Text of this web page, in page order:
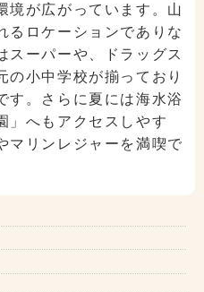
境が広がっています。山
るロケーションでありな
スーパーや、ドラッグス
の小中学校が揃っており
す。さらに夏には海水浴
」へもアクセスしやす
マリンレジャーを満喫で